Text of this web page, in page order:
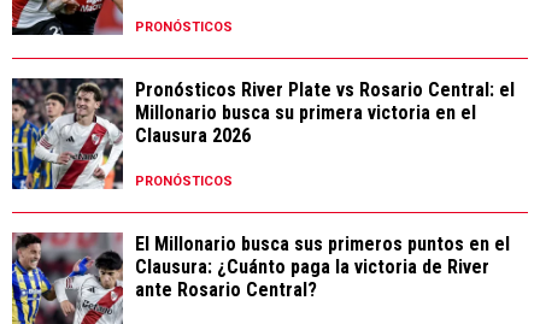
PRONÓSTICOS
Pronósticos River Plate vs Rosario Central: el
Millonario busca su primera victoria en el
Clausura 2026
PRONÓSTICOS
El Millonario busca sus primeros puntos en el
Clausura: ¿Cuánto paga la victoria de River
ante Rosario Central?